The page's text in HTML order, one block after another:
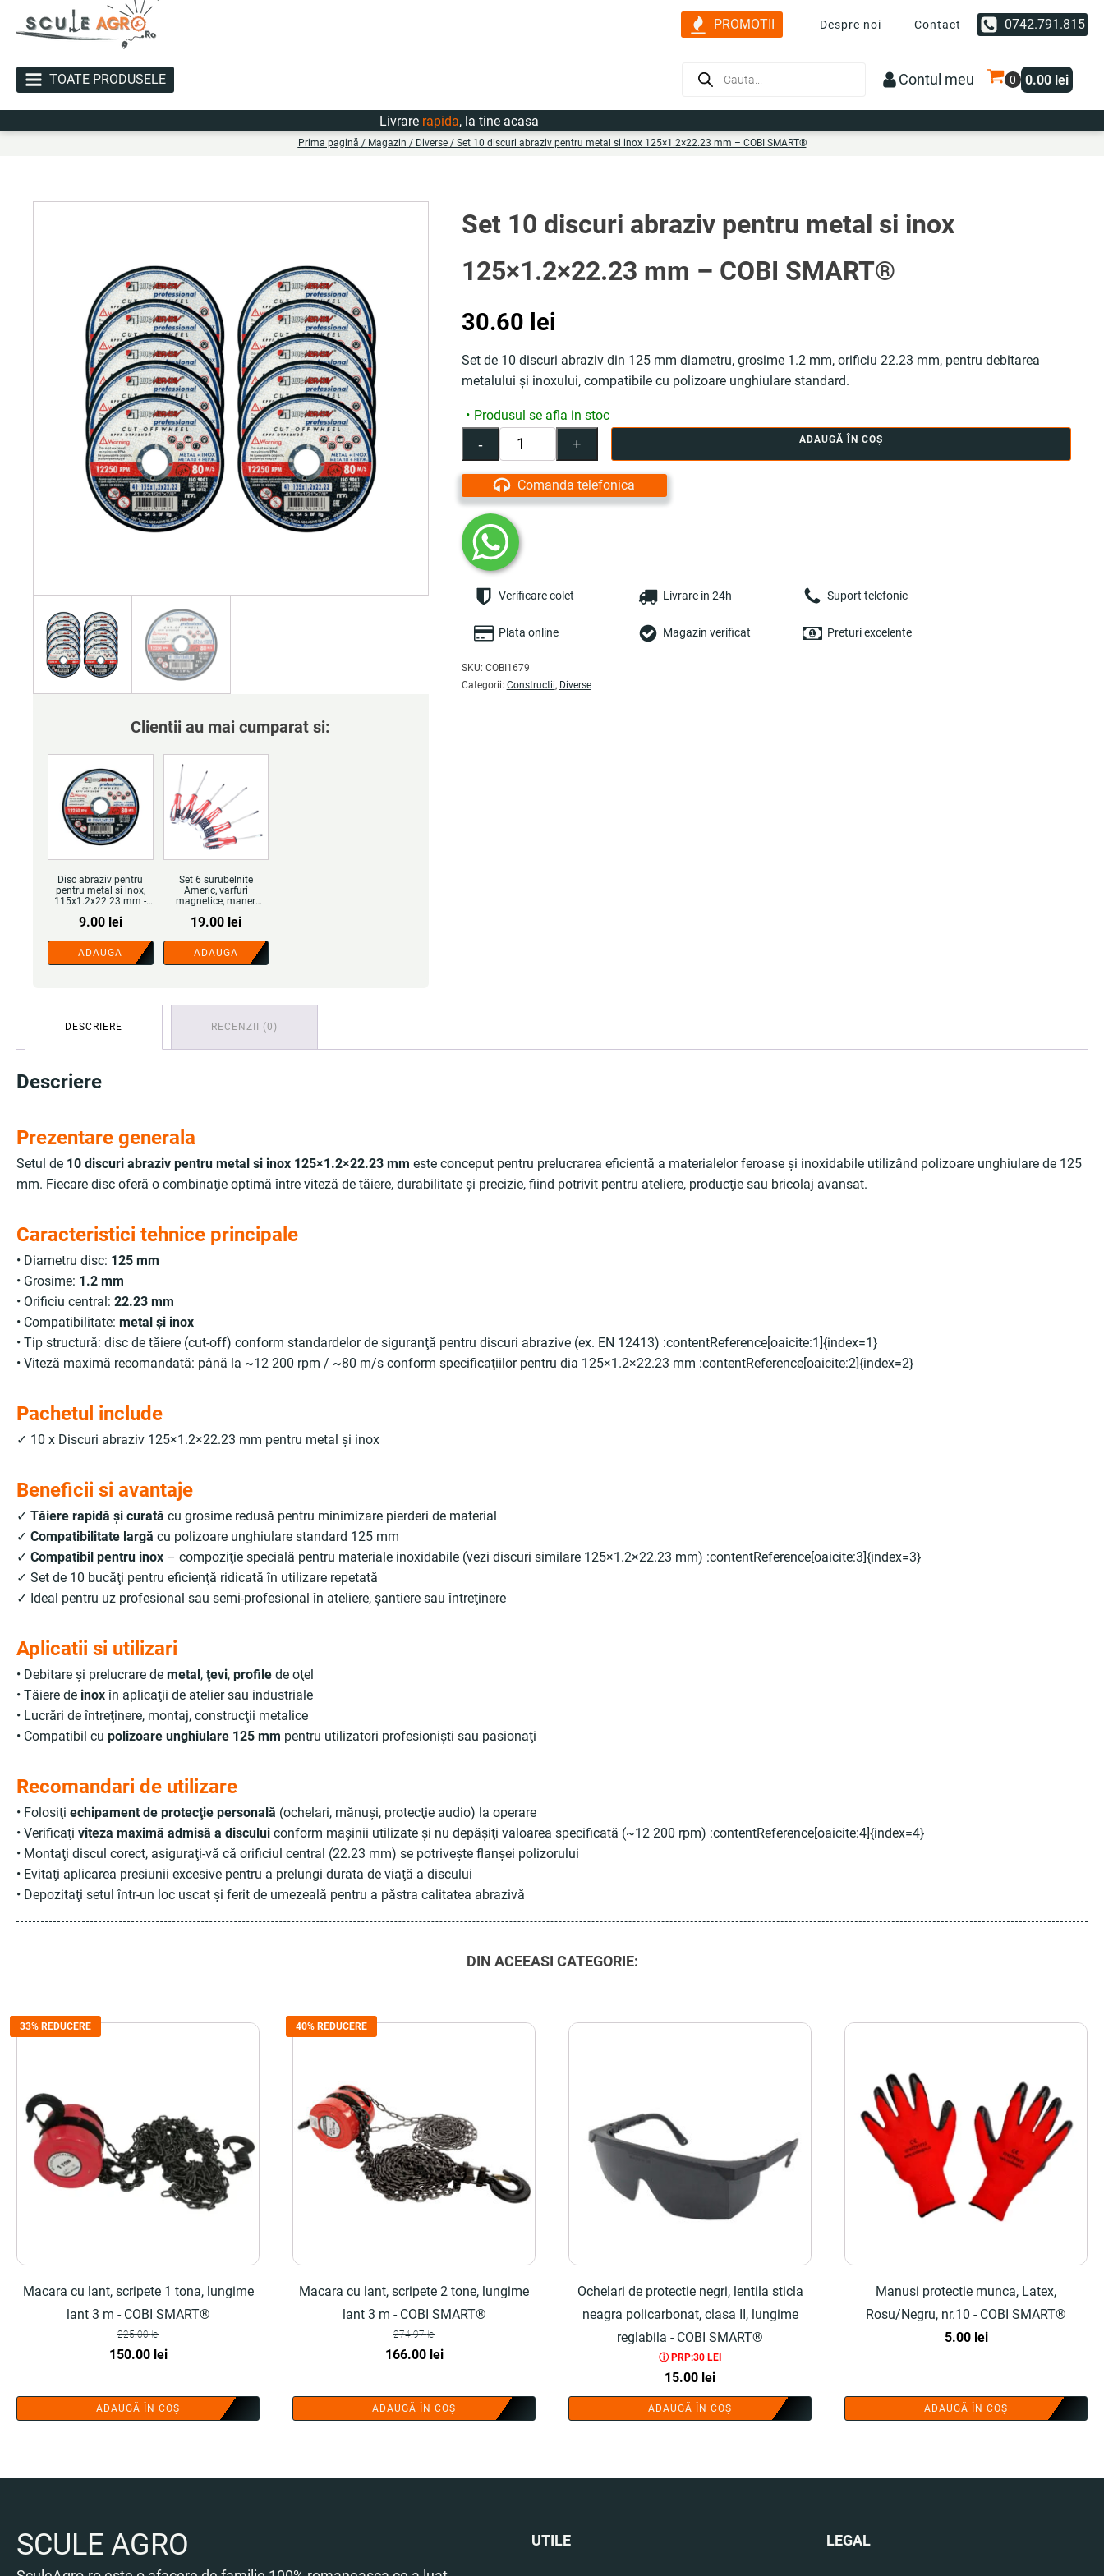
PROMOTII Despre noi Contact 0742.791.815
TOATE PRODUSELE
Products
Contul meu 0.00 lei
Livrarerapida, la tine acasa
Prima pagină / Magazin / Diverse/ Set 10 discuri abraziv pentru metal si inox 125×1.2×22.23 mm – COBI SMART®
Clientii au mai cumparat si:
Disc abraziv pentru
pentru metal si inox,
115x1.2x22.23 mm -
9.00 lei
ADAUGA
Set 6 surubelnite
Americ, varfuri
magnetice, maner
SMART®
19.00 lei
ADAUGA
Set 10 discuri abraziv pentru metal si inox
125×1.2×22.23 mm – COBI SMART®
30.60 lei
Set de 10 discuri abraziv din 125 mm diametru, grosime 1.2 mm, orificiu 22.23 mm, pentru debitarea
metalului şi inoxului, compatibile cu polizoare unghiulare standard.
Produsul se afla in stoc
-
Cantitate
Set
10
discuri
pentru
metal
125×1.2×22.23
–
SMART®
+ ADAUGĂ ÎN COȘ
Comanda telefonica
Verificare colet Livrare in 24h Suport telefonic
Plata online Magazin verificat Preturi excelente
SKU: COBI1679
Categorii: Constructii, Diverse
DESCRIERE RECENZII (0)
Descriere
Prezentare generala
Setul de 10 discuri abraziv pentru metal si inox 125×1.2×22.23 mm este conceput pentru prelucrarea eficientă a materialelor feroase şi inoxidabile utilizând polizoare unghiulare de 125
mm. Fiecare disc oferă o combinaţie optimă între viteză de tăiere, durabilitate şi precizie, fiind potrivit pentru ateliere, producţie sau bricolaj avansat.
Caracteristici tehnice principale
• Diametru disc: 125 mm
• Grosime: 1.2 mm
• Orificiu central: 22.23 mm
• Compatibilitate: metal şi inox
• Tip structură: disc de tăiere (cut-off) conform standardelor de siguranţă pentru discuri abrazive (ex. EN 12413) :contentReference[oaicite:1]{index=1}
• Viteză maximă recomandată: până la ~12 200 rpm / ~80 m/s conform specificaţiilor pentru dia 125×1.2×22.23 mm :contentReference[oaicite:2]{index=2}
Pachetul include
✓ 10 x Discuri abraziv 125×1.2×22.23 mm pentru metal şi inox
Beneficii si avantaje
✓ Tăiere rapidă şi curată cu grosime redusă pentru minimizare pierderi de material
✓ Compatibilitate largă cu polizoare unghiulare standard 125 mm
✓ Compatibil pentru inox – compoziţie specială pentru materiale inoxidabile (vezi discuri similare 125×1.2×22.23 mm) :contentReference[oaicite:3]{index=3}
✓ Set de 10 bucăţi pentru eficienţă ridicată în utilizare repetată
✓ Ideal pentru uz profesional sau semi-profesional în ateliere, şantiere sau întreţinere
Aplicatii si utilizari
• Debitare şi prelucrare de metal, ţevi, profile de oţel
• Tăiere de inoxîn aplicaţii de atelier sau industriale
• Lucrări de întreţinere, montaj, construcţii metalice
• Compatibil cu polizoare unghiulare 125 mm pentru utilizatori profesionişti sau pasionaţi
Recomandari de utilizare
• Folosiţi echipament de protecţie personală (ochelari, mănuşi, protecţie audio) la operare
• Verificaţi viteza maximă admisă a discului conform maşinii utilizate şi nu depăşiţi valoarea specificată (~12 200 rpm) :contentReference[oaicite:4]{index=4}
• Montaţi discul corect, asiguraţi-vă că orificiul central (22.23 mm) se potriveşte flanşei polizorului
• Evitaţi aplicarea presiunii excesive pentru a prelungi durata de viaţă a discului
• Depozitaţi setul într-un loc uscat şi ferit de umezeală pentru a păstra calitatea abrazivă
DIN ACEEASI CATEGORIE:
33% REDUCERE
Macara cu lant, scripete 1 tona, lungime
lant 3 m - COBI SMART®
225.00lei
Prețul
a
fost:
150.00 leiPrețul
este:
150.00 lei.
ADAUGĂ ÎN COȘ
40% REDUCERE
Macara cu lant, scripete 2 tone, lungime
lant 3 m - COBI SMART®
274.97lei
Prețul
a
fost:
166.00 leiPrețul
este:
166.00 lei.
ADAUGĂ ÎN COȘ
Ochelari de protectie negri, lentila sticla
neagra policarbonat, clasa II, lungime
reglabila - COBI SMART®
ⓘ PRP:30 LEI
15.00 lei
ADAUGĂ ÎN COȘ
Manusi protectie munca, Latex,
Rosu/Negru, nr.10 - COBI SMART®
5.00 lei
ADAUGĂ ÎN COȘ
SCULE AGRO UTILE LEGAL